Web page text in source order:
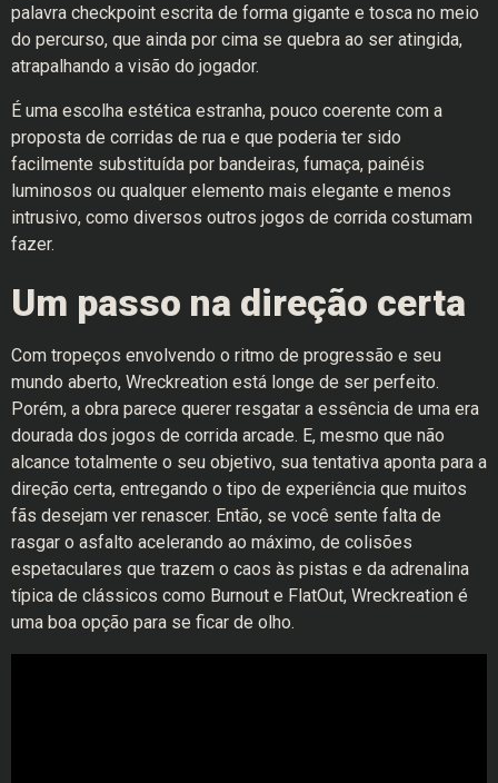
palavra checkpoint escrita de forma gigante e tosca no meio
do percurso, que ainda por cima se quebra ao ser atingida,
atrapalhando a visão do jogador.
É uma escolha estética estranha, pouco coerente com a
proposta de corridas de rua e que poderia ter sido
facilmente substituída por bandeiras, fumaça, painéis
luminosos ou qualquer elemento mais elegante e menos
intrusivo, como diversos outros jogos de corrida costumam
fazer.
Um passo na direção certa
Com tropeços envolvendo o ritmo de progressão e seu
mundo aberto, Wreckreation está longe de ser perfeito.
Porém, a obra parece querer resgatar a essência de uma era
dourada dos jogos de corrida arcade. E, mesmo que não
alcance totalmente o seu objetivo, sua tentativa aponta para a
direção certa, entregando o tipo de experiência que muitos
fãs desejam ver renascer. Então, se você sente falta de
rasgar o asfalto acelerando ao máximo, de colisões
espetaculares que trazem o caos às pistas e da adrenalina
típica de clássicos como Burnout e FlatOut, Wreckreation é
uma boa opção para se ficar de olho.